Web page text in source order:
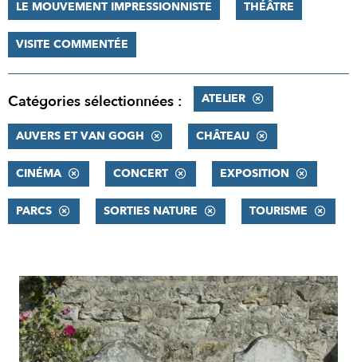
LE MOUVEMENT IMPRESSIONNISTE THÉÂTRE
VISITE COMMENTÉE
Catégories sélectionnées : ATELIER
AUVERS ET VAN GOGH CHÂTEAU
CINÉMA CONCERT EXPOSITION
PARCS SORTIES NATURE TOURISME
RÉSULTATS